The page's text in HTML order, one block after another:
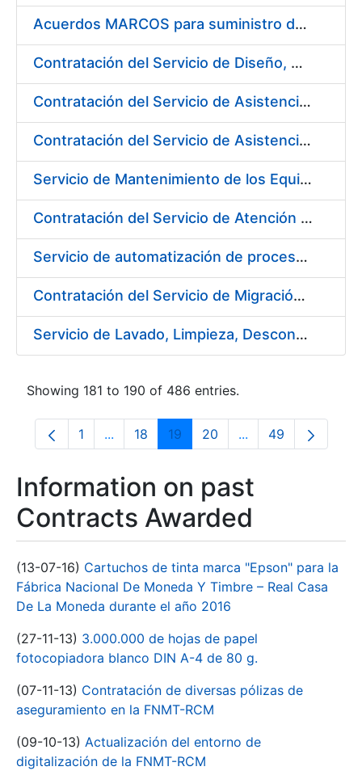
Show/Hide
Acuerdos MARCOS para suministro de material de ferretería
Contratación del Servicio de Diseño, Construcción, Montaje y Desmontaje de Stands para diferentes Ferias y Jornadas Nacionales e Internacionales
Contratación del Servicio de Asistencia Técnica en Obras Menores para Fábrica de Papel
Contratación del Servicio de Asistencia Técnica Mecánica para Fábrica de Papel de Burgos
Servicio de Mantenimiento de los Equipos de Transporte de Cargas y Elevación para Fábrica de Papel
Contratación del Servicio de Atención al Público en la Tienda del Museo Casa de la Moneda, de la Fábrica Nacional de Moneda y Timbre-Real Casa de la Moneda
Servicio de automatización de procesos, de la Fábrica Nacional de Moneda y Timbre-Real Casa de la Moneda
Contratación del Servicio de Migración del Sistema ACSFE a Opentext
Servicio de Lavado, Limpieza, Descontaminación y Desinfección de la Ropa de Trabajo del Personal de la FNMT-RCM
Showing 181 to 190 of 486 entries.
Page
1 ...Intermediate Pages Use TAB to navigate.
Page
18 Page
19 Page
20 ...Intermediate
Page
49
Information on past
Contracts Awarded
(13-07-16) Cartuchos de tinta marca "Epson" para la
Fábrica Nacional De Moneda Y Timbre – Real Casa
De La Moneda durante el año 2016
(27-11-13) 3.000.000 de hojas de papel
fotocopiadora blanco DIN A-4 de 80 g.
(07-11-13) Contratación de diversas pólizas de
aseguramiento en la FNMT-RCM
(09-10-13) Actualización del entorno de
digitalización de la FNMT-RCM